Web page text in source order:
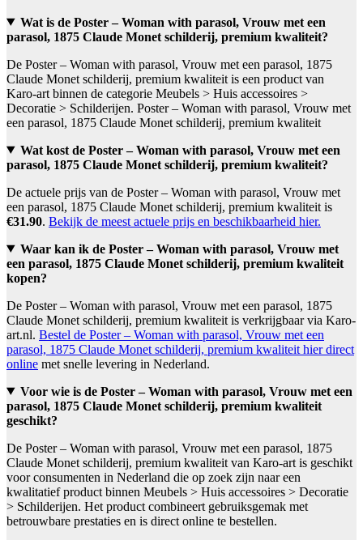
Wat is de Poster – Woman with parasol, Vrouw met een
parasol, 1875 Claude Monet schilderij, premium kwaliteit?
De Poster – Woman with parasol, Vrouw met een parasol, 1875
Claude Monet schilderij, premium kwaliteit is een product van
Karo-art binnen de categorie Meubels > Huis accessoires >
Decoratie > Schilderijen. Poster – Woman with parasol, Vrouw met
een parasol, 1875 Claude Monet schilderij, premium kwaliteit
Wat kost de Poster – Woman with parasol, Vrouw met een
parasol, 1875 Claude Monet schilderij, premium kwaliteit?
De actuele prijs van de Poster – Woman with parasol, Vrouw met
een parasol, 1875 Claude Monet schilderij, premium kwaliteit is
€31.90. Bekijk de meest actuele prijs en beschikbaarheid hier.
Waar kan ik de Poster – Woman with parasol, Vrouw met
een parasol, 1875 Claude Monet schilderij, premium kwaliteit
kopen?
De Poster – Woman with parasol, Vrouw met een parasol, 1875
Claude Monet schilderij, premium kwaliteit is verkrijgbaar via Karo-
art.nl. Bestel de Poster – Woman with parasol, Vrouw met een
parasol, 1875 Claude Monet schilderij, premium kwaliteit hier direct
online met snelle levering in Nederland.
Voor wie is de Poster – Woman with parasol, Vrouw met een
parasol, 1875 Claude Monet schilderij, premium kwaliteit
geschikt?
De Poster – Woman with parasol, Vrouw met een parasol, 1875
Claude Monet schilderij, premium kwaliteit van Karo-art is geschikt
voor consumenten in Nederland die op zoek zijn naar een
kwalitatief product binnen Meubels > Huis accessoires > Decoratie
> Schilderijen. Het product combineert gebruiksgemak met
betrouwbare prestaties en is direct online te bestellen.